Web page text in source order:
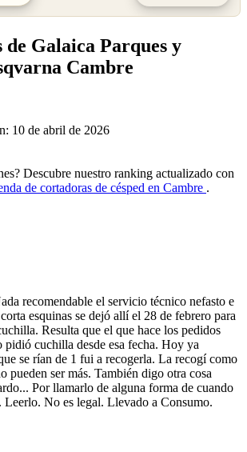
de Galaica Parques y
Cambre
10 de abril de 2026
Descubre nuestro ranking actualizado con
de cortadoras de césped en Cambre .
recomendable el servicio técnico nefasto e
esquinas se dejó allí el 28 de febrero para
Resulta que el que hace los pedidos
pidió cuchilla desde esa fecha. Hoy ya
se rían de 1 fui a recogerla. La recogí como
pueden ser más. También digo otra cosa
Por llamarlo de alguna forma de cuando
Leerlo. No es legal. Llevado a Consumo.